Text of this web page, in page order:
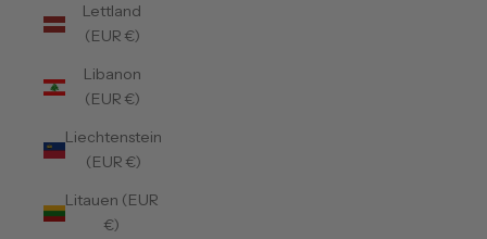
Lettland
(EUR €)
Libanon
(EUR €)
Liechtenstein
(EUR €)
Litauen (EUR
€)